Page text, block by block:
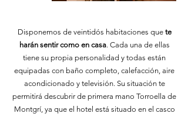
Disponemos de veintidós habitaciones que te
harán sentir como en casa. Cada una de ellas
tiene su propia personalidad y todas están
equipadas con baño completo, calefacción, aire
acondicionado y televisión. Su situación te
permitirá descubrir de primera mano Torroella de
Montgrí, ya que el hotel está situado en el casco